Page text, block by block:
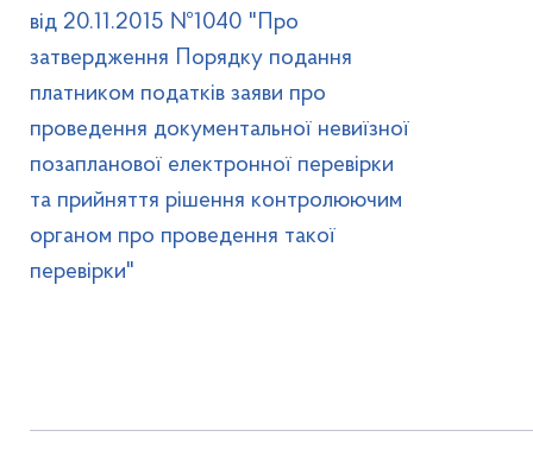
від 20.11.2015 №1040 "Про
затвердження Порядку подання
платником податків заяви про
проведення документальної невиїзної
позапланової електронної перевірки
та прийняття рішення контролюючим
органом про проведення такої
перевірки"